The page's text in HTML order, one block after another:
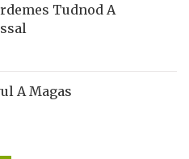
Tudnod A
A Magas